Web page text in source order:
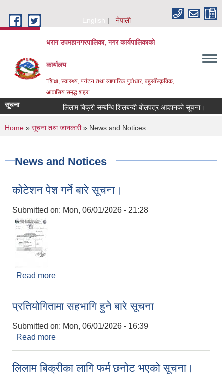
English
नेपाली
धरान उपमहानगरपालिका, नगर कार्यपालिकाको
कार्यालय
“शिक्षा, स्वास्थ्य, पर्यटन तथा व्यापारिक पुर्वाधार, बहुसाँस्कृतिक,
आवासिय समृद्ध शहर”
सूचना लिलाम बिक्री सम्बन्धि शिलबन्दी बोलपत्र आव्हानको सूचना।
You are here
Home » सूचना तथा जानकारी» News and Notices
News and Notices
कोटेशन पेश गर्ने बारे सूचना।
Submitted on: Mon, 06/01/2026 - 21:28
Read more
प्रतियोगितामा सहभागि हुने बारे सूचना
Submitted on: Mon, 06/01/2026 - 16:39
Read more
लिलाम बिक्रीका लागि फर्म छनोट भएको सूचना।